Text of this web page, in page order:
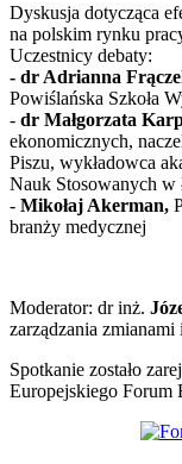
Dyskusja dotycząca
na polskim rynku
Uczestnicy debaty:
- dr Adrianna
Powiślańska Szkoła
- dr Małgorzata
ekonomicznych,
Piszu, wykładowca
Nauk Stosowanych w
- Mikołaj Akerman,
branży medycznej
Moderator: dr inż.
zarządzania
Spotkanie zostało
Europejskiego Forum